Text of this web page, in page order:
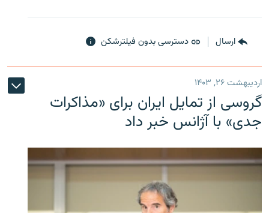
ارسال دسترسی بدون فیلترشکن
اردیبهشت ۲۶, ۱۴۰۳
گروسی از تمایل ایران برای «مذاکرات
جدی» با آژانس خبر داد